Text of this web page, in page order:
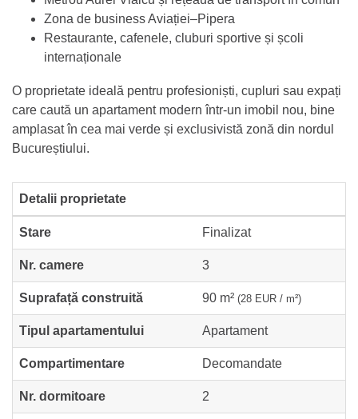
Zona de business Aviației–Pipera
Restaurante, cafenele, cluburi sportive și școli
internaționale
O proprietate ideală pentru profesioniști, cupluri sau expați
care caută un apartament modern într-un imobil nou, bine
amplasat în cea mai verde și exclusivistă zonă din nordul
Bucureștiului.
Detalii proprietate
Stare Finalizat
Nr. camere 3
Suprafață construită 90 m² (28 EUR / m²)
Tipul apartamentului Apartament
Compartimentare Decomandate
Nr. dormitoare 2